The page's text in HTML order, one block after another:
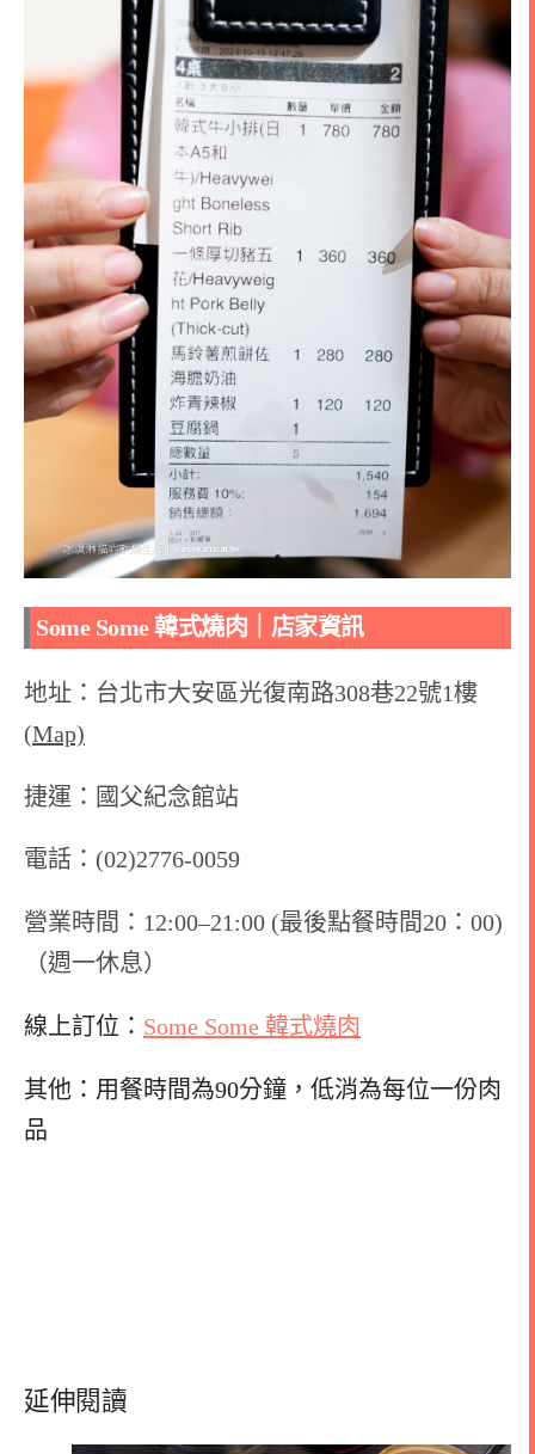
Some Some 韓式燒肉｜店家資訊
地址：台北市大安區光復南路308巷22號1樓
(Map)
捷運：國父紀念館站
電話：(02)2776-0059
營業時間：12:00–21:00 (最後點餐時間20：00)
（週一休息）
線上訂位： Some Some 韓式燒肉
其他：用餐時間為90分鐘，低消為每位一份肉
品
延伸閱讀